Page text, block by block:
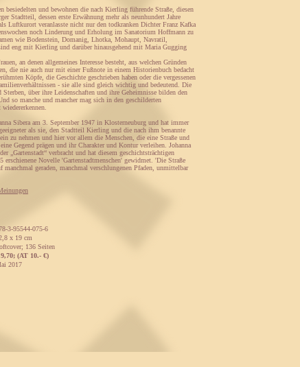
besiedelten und bewohnen die nach Kierling führende Straße, diesen
Stadtteil, dessen erste Erwähnung mehr als neunhundert Jahre
Luftkurort veranlasste nicht nur den todkranken Dichter Franz Kafka
noch Linderung und Erholung im Sanatorium Hoffmann zu
wie Bodenstein, Domanig, Lhotka, Mohaupt, Navratil,
eng mit Kierling und darüber hinausgehend mit Maria Gugging
an denen allgemeines Interesse besteht, aus welchen Gründen
die nie auch nur mit einer Fußnote in einem Historienbuch bedacht
Köpfe, die Geschichte geschrieben haben oder die vergessenen
- sie alle sind gleich wichtig und bedeutend. Die
über ihre Leidenschaften und ihre Geheimnisse bilden den
so manche und mancher mag sich in den geschilderten
Sibera am 3. September 1947 in Klosterneuburg und hat immer
als sie, den Stadtteil Kierling und die nach ihm benannte
zu nehmen und hier vor allem die Menschen, die eine Straße und
Gegend prägen und ihr Charakter und Kontur verleihen. Johanna
„Gartenstadt“ verbracht und hat diesem geschichtsträchtigen
erschienene Novelle 'Gartenstadtmenschen' gewidmet. 'Die Straße
geraden, manchmal verschlungenen Pfaden, unmittelbar
3-95544-075-6
x 19 cm
136 Seiten
9,70; (AT 10.- €)
2017